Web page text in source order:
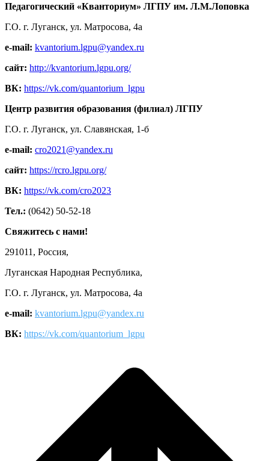
Педагогический «Кванториум» ЛГПУ им. Л.М.Лоповка
Г.О. г. Луганск, ул. Матросова, 4а
e-mail: kvantorium.lgpu@yandex.ru
сайт: http://kvantorium.lgpu.org/
ВК: https://vk.com/quantorium_lgpu
Центр развития образования (филиал) ЛГПУ
Г.О. г. Луганск, ул. Славянская, 1-б
e-mail: cro2021@yandex.ru
сайт: https://rcro.lgpu.org/
ВК: https://vk.com/cro2023
Тел.: (0642) 50-52-18
Свяжитесь с нами!
291011, Россия,
Луганская Народная Республика,
Г.О. г. Луганск, ул. Матросова, 4а
e-mail: kvantorium.lgpu@yandex.ru
ВК: https://vk.com/quantorium_lgpu